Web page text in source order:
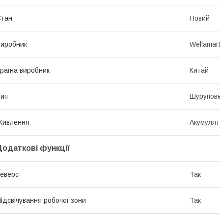
Новий
Wellamart
виробник Китай
функції
Так
робочої зони Так